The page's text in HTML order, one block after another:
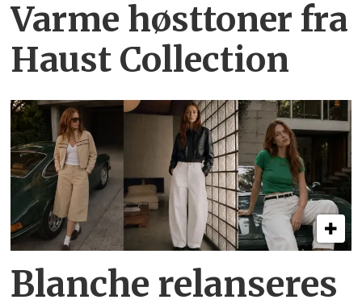
Varme høsttoner fra
Haust Collection
Blanche relanseres